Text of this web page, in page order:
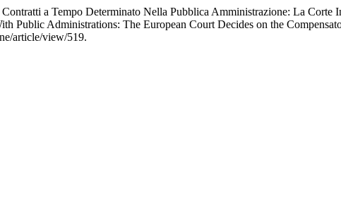
a Tempo Determinato Nella Pubblica Amministrazione: La Corte
Public Administrations: The European Court Decides on the
article/view/519.